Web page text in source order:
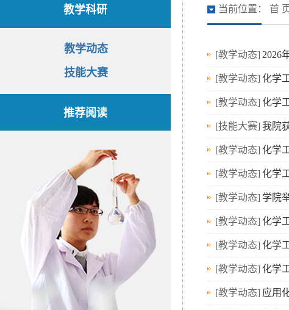
教学科研
教学动态
技能大赛
推荐阅读
当前位置： 首
[教学动态] 2026
[教学动态] 化学
[教学动态] 化学
[技能大赛] 我院
[教学动态] 化学
[教学动态] 化学
[教学动态] 学院
[教学动态] 化学
[教学动态] 化学
[教学动态] 化学
[教学动态] 应用